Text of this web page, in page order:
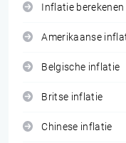
Inflatie berekenen
Amerikaanse
Belgische inflatie
Britse inflatie
Chinese inflatie